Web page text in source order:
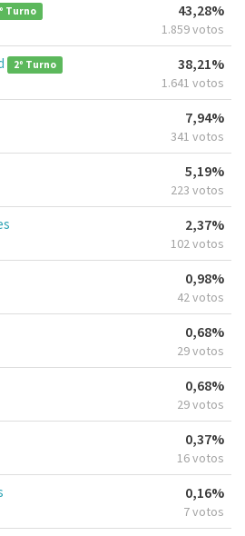
Turno 43,28%
1.859 votos
2º Turno 38,21%
1.641 votos
7,94%
341 votos
5,19%
223 votos
2,37%
102 votos
0,98%
42 votos
0,68%
29 votos
0,68%
29 votos
0,37%
16 votos
0,16%
7 votos